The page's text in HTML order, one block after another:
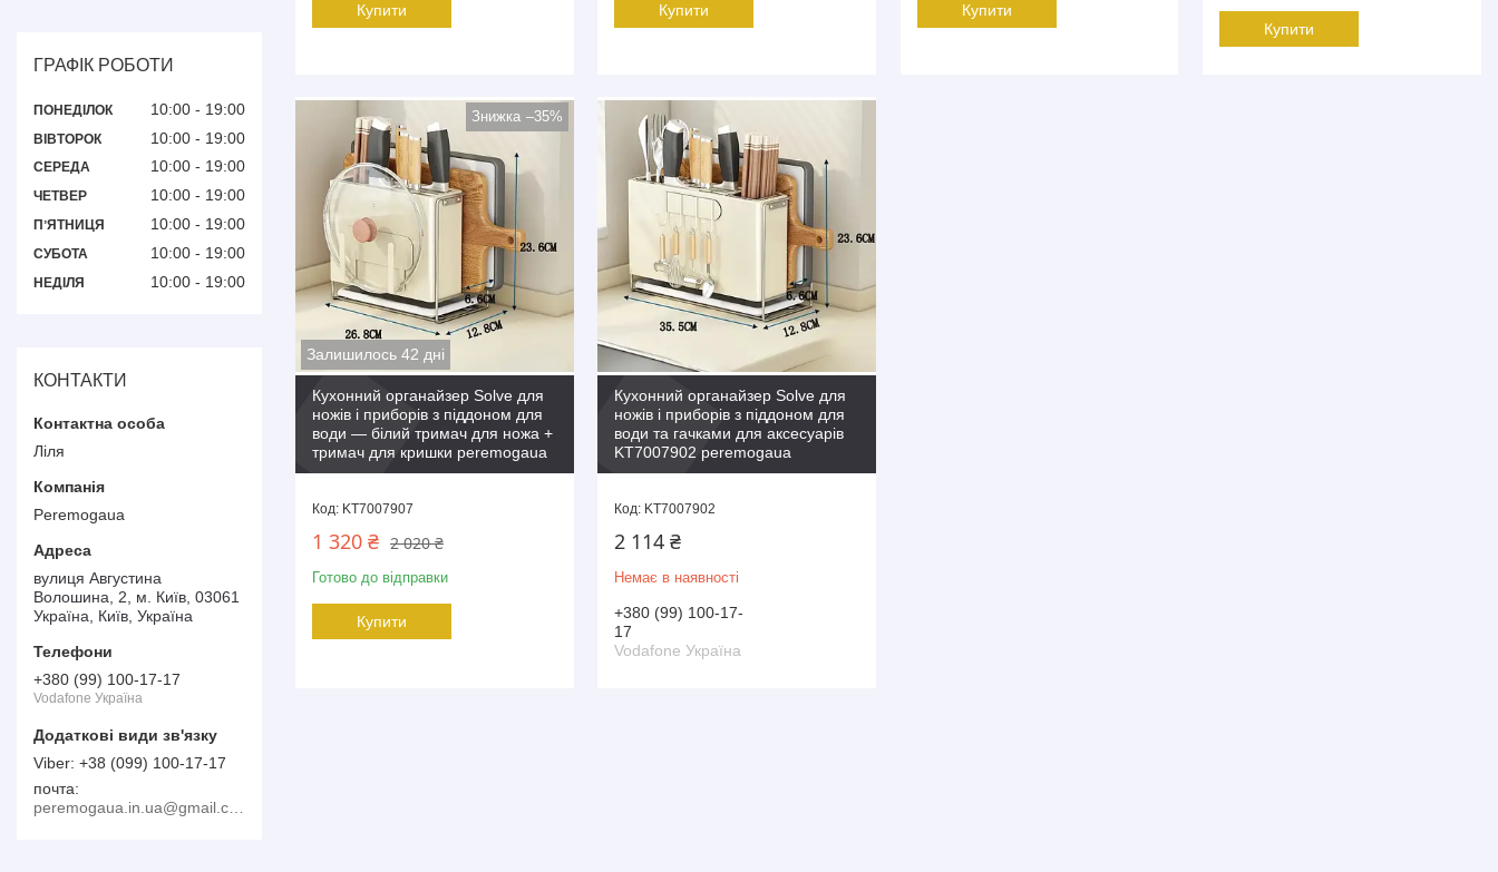
Купити Купити Купити
Купити
–35%
Залишилось 42 дні
Кухонний органайзер Solve для
ножів і приборів з піддоном для
води — білий тримач для ножа +
тримач для кришки peremogaua
KT7007907
2 020 ₴
1 320 ₴
Готово до відправки
Купити
Кухонний органайзер Solve для
ножів і приборів з піддоном для
води та гачками для аксесуарів
KT7007902 peremogaua
KT7007902
2 114 ₴
Немає в наявності
+380 (99) 100-17-
17
Vodafone Україна
ГРАФІК РОБОТИ
ПОНЕДІЛОК 10:00 19:00
ВІВТОРОК 10:00 19:00
СЕРЕДА 10:00 19:00
ЧЕТВЕР 10:00 19:00
ПʼЯТНИЦЯ 10:00 19:00
СУБОТА 10:00 19:00
НЕДІЛЯ 10:00 19:00
КОНТАКТИ
Ліля
Peremogaua
вулиця Августина
Волошина, 2, м. Київ, 03061
Україна, Київ, Україна
+380 (99) 100-17-17
Vodafone Україна
+38 (099) 100-17-17
почта